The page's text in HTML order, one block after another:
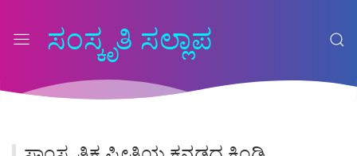
ಸಂಸ್ಕೃತಿ ಸಲ್ಲಾಪ